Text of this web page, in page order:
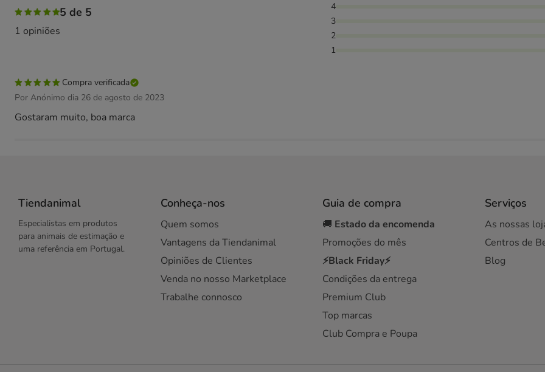
5 de 5
1 opiniões
4
3
2
1
Compra verificada
Por Anónimo dia 26 de agosto de 2023
Gostaram muito, boa marca
Tiendanimal
Especialistas em produtos
para animais de estimação e
uma referência em Portugal.
Conheça-nos
Quem somos
Vantagens da Tiendanimal
Opiniões de Clientes
Venda no nosso Marketplace
Trabalhe connosco
Guia de compra
🚚 Estado da encomenda
Promoções do mês
⚡Black Friday⚡
Condições da entrega
Premium Club
Top marcas
Club Compra e Poupa
Serviços
As nossas
Centros de
Blog